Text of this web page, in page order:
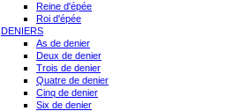
Reine d'épée
Roi d'épée
DENIERS
As de denier
Deux de denier
Trois de denier
Quatre de denier
Cinq de denier
Six de denier